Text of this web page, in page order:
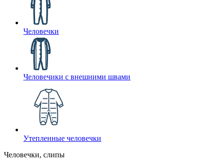
Человечки
Человечики с внешними швами
Утепленные человечки
Человечки, слипы